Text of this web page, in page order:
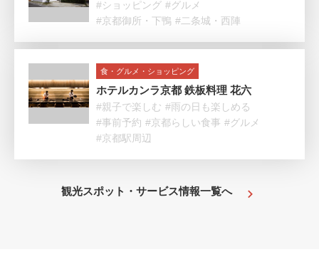
#ショッピング #グルメ
#京都御所・下鴨 #二条城・西陣
食・グルメ・ショッピング
ホテルカンラ京都 鉄板料理 花六
#親子で楽しむ #雨の日も楽しめる
#事前予約 #京都らしい食事 #グルメ
#京都駅周辺
観光スポット・サービス情報一覧へ